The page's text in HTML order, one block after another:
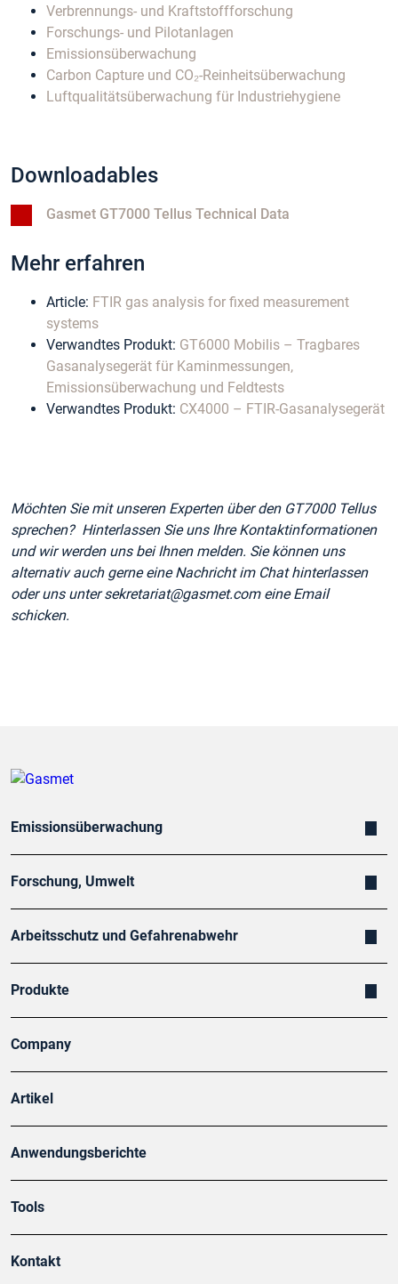
Verbrennungs- und Kraftstoffforschung
Forschungs- und Pilotanlagen
Emissionsüberwachung
Carbon Capture und CO₂-Reinheitsüberwachung
Luftqualitätsüberwachung für Industriehygiene
Downloadables
Gasmet GT7000 Tellus Technical Data
Mehr erfahren
Article: FTIR gas analysis for fixed measurement
systems
Verwandtes Produkt: GT6000 Mobilis – Tragbares
Gasanalysegerät für Kaminmessungen,
Emissionsüberwachung und Feldtests
Verwandtes Produkt: CX4000 – FTIR-Gasanalysegerät
Möchten Sie mit unseren Experten über den GT7000 Tellus
sprechen? Hinterlassen Sie uns Ihre Kontaktinformationen
und wir werden uns bei Ihnen melden. Sie können uns
alternativ auch gerne eine Nachricht im Chat hinterlassen
oder uns unter sekretariat@gasmet.com eine Email
schicken.
Emissionsüberwachung
Forschung, Umwelt
Arbeitsschutz und Gefahrenabwehr
Produkte
Company
Artikel
Anwendungsberichte
Tools
Kontakt